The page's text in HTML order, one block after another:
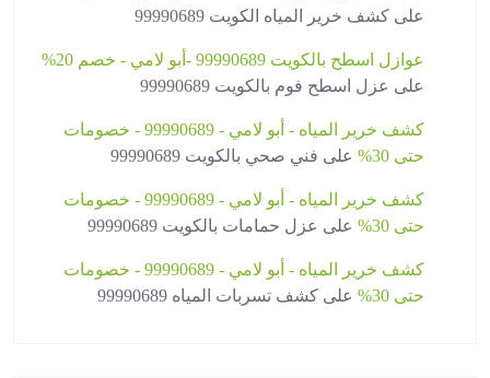
على كشف خرير المياه الكويت 99990689
عوازل اسطح بالكويت 99990689 -أبو لامي - خصم 20%
على عزل اسطح فوم بالكويت 99990689
كشف خرير المياه - أبو لامي - 99990689 - خصومات
حتى 30%
على فني صحي بالكويت 99990689
كشف خرير المياه - أبو لامي - 99990689 - خصومات
حتى 30%
على عزل حمامات بالكويت 99990689
كشف خرير المياه - أبو لامي - 99990689 - خصومات
حتى 30%
على كشف تسربات المياه 99990689